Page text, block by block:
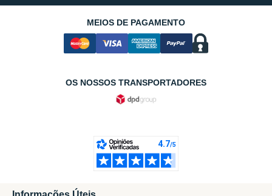
MEIOS DE PAGAMENTO
OS NOSSOS TRANSPORTADORES